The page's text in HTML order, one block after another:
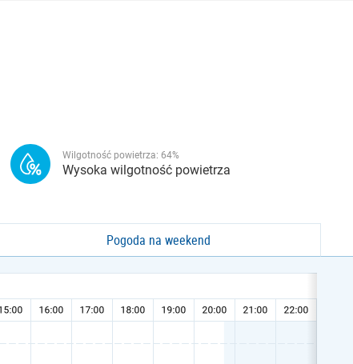
Wilgotność powietrza: 64%
Wysoka wilgotność powietrza
Pogoda na weekend